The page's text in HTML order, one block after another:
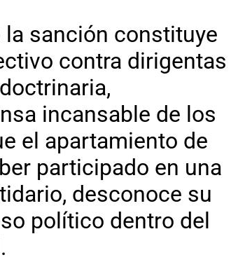
sanción constituye
contra dirigentas
incansable de los
el apartamiento de
participado en una
desconoce su
político dentro del